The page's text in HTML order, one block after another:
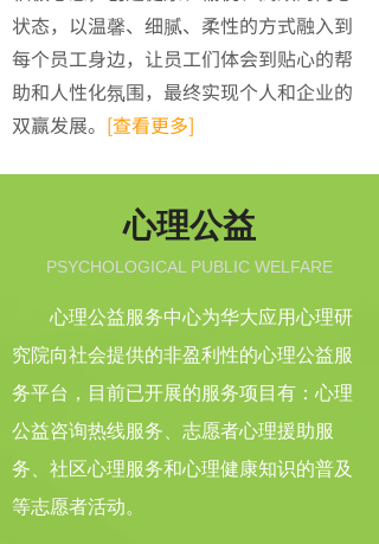
状态，以温馨、细腻、柔性的方式融入到
每个员工身边，让员工们体会到贴心的帮
助和人性化氛围，最终实现个人和企业的
双赢发展。 [查看更多]
心理公益服务中心为华大应用心理研
究院向社会提供的非盈利性的心理公益服
务平台，目前已开展的服务项目有：心理
公益咨询热线服务、志愿者心理援助服
务、社区心理服务和心理健康知识的普及
等志愿者活动。
PSYCHOLOGICAL PUBLIC WELFARE
心理公益